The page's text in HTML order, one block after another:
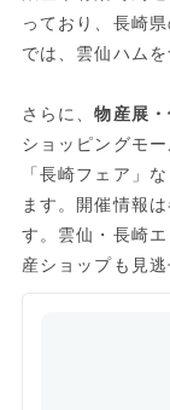
っており、長崎
では、雲仙ハム
さらに、物産展
ショッピングモ
「長崎フェア」
ます。開催情報
す。雲仙・長崎
産ショップも見逃